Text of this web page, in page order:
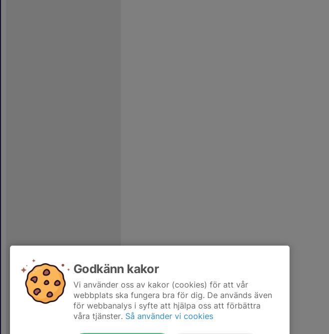
Godkänn kakor
Vi använder oss av kakor (cookies) för att vår
webbplats ska fungera bra för dig. De används även
för webbanalys i syfte att hjälpa oss att förbättra
våra tjänster. Så använder vi cookies